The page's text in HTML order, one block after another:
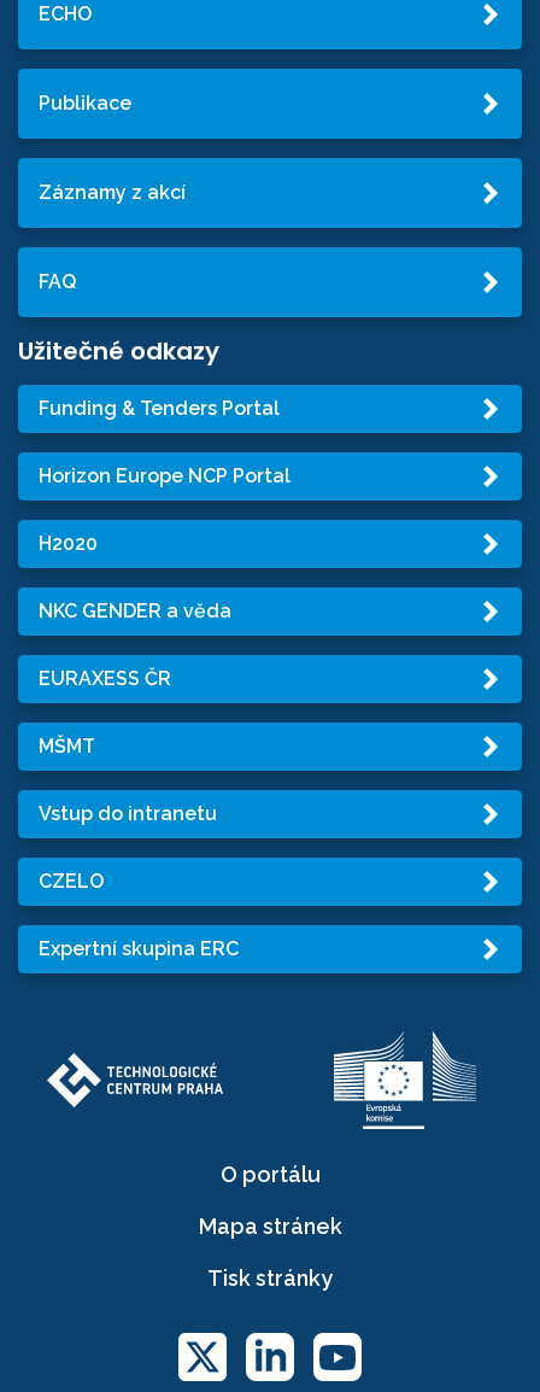
ECHO
Publikace
Záznamy z akcí
FAQ
Užitečné odkazy
Funding & Tenders Portal
Horizon Europe NCP Portal
H2020
NKC GENDER a věda
EURAXESS ČR
MŠMT
Vstup do intranetu
CZELO
Expertní skupina ERC
O portálu
Mapa stránek
Tisk stránky